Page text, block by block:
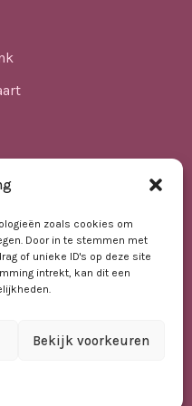
zoals cookies om
Door in te stemmen met
of unieke ID's op deze site
intrekt, kan dit een
Bekijk voorkeuren